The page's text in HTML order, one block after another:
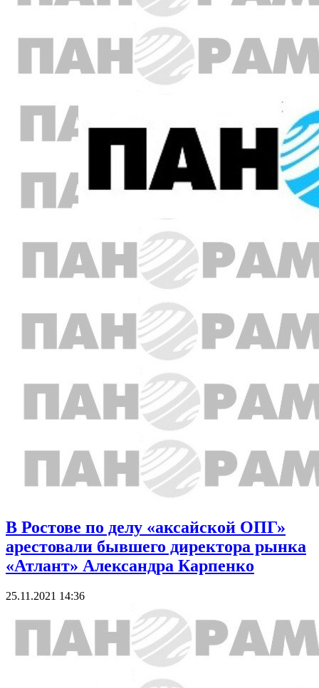
В Ростове по делу «аксайской ОПГ»
арестовали бывшего директора рынка
«Атлант» Александра Карпенко
25.11.2021 14:36